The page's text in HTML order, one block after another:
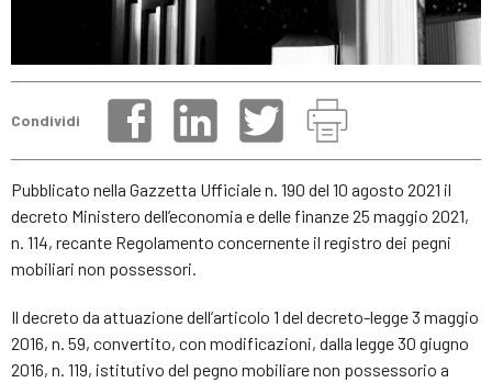
Condividi
Pubblicato nella Gazzetta Ufficiale n. 190 del 10 agosto 2021 il
decreto Ministero dell’economia e delle finanze 25 maggio 2021,
n. 114, recante Regolamento concernente il registro dei pegni
mobiliari non possessori.
Il decreto da attuazione dell’articolo 1 del decreto-legge 3 maggio
2016, n. 59, convertito, con modificazioni, dalla legge 30 giugno
2016, n. 119, istitutivo del pegno mobiliare non possessorio a